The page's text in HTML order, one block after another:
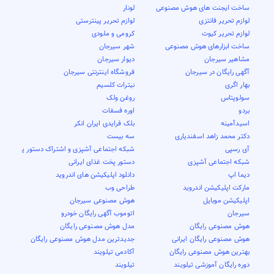
ساخت ایجنت های هوش مصنوعی
لونار
لوازم تحریر فانتزی
لوازم تحریر پینترستی
لوازم تحریر کیوت
کرومی و ملودی
ساخت ابزارهای هوش مصنوعی
شهر سیرجان
مشاهیر سیرجان
دیوار سیرجان
آگهی رایگان در سیرجان
فروشگاه اینترنتی سیرجان
بهار اگری
نیترات کلسیم
سولوپتاس
روغن ولک
بردو
اوره فسفات
اسیدآمینه
بلک فرایدی ایران انکر
دکتر محمد زاهد اسفندیاری
سه بیست
آی رسپی
شبکه اجتماعی آشپزی و اشتراک دستور پخت
شبکه اجتماعی آشپزی
دستور پخت غذای ایرانی
دیما اپ
دانلود اپلیکیشن های اندروید
مارکت اپلیکیشن اندروید
طراحی وب
اپلیکیشن موبایل
هوش مصنوعی سیرجان
سیرجان
اتوموب آگهی رایگان خودرو
هوش مصنوعی رایگان
مدل هوش مصنوعی رایگان
هوش مصنوعی رایگان ایرانی
جدیدترین مدل هوش مصنوعی رایگان
بهترین هوش مصنوعی رایگان
آکادمی تیلویند
دوره رایگان آموزشی تیلویند
تیلویند